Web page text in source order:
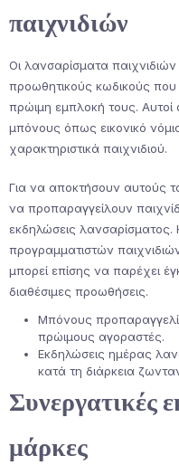
παιχνιδιών
Οι λανσαρίσματα
προωθητικούς κωδικούς που
πρώιμη εμπλοκή τους. Αυτοί
μπόνους όπως εικονικό
χαρακτηριστικά παιχνιδιού.
Για να αποκτήσουν αυτούς
να προπαραγγείλουν
εκδηλώσεις
προγραμματιστών
μπορεί επίσης να παρέχει
διαθέσιμες προωθήσεις.
Μπόνους
πρώιμους αγοραστές.
Εκδηλώσεις ημέρας
κατά τη διάρκεια
Συνεργατικές
μάρκες